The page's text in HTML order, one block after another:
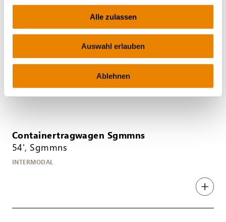
Alle zulassen
Auswahl erlauben
Ablehnen
Containertragwagen Sgmmns
54', Sgmmns
INTERMODAL